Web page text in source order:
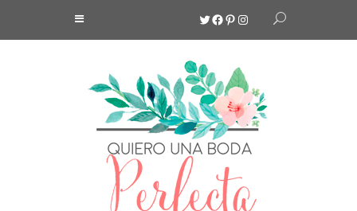
Twitter
Facebook
Pinterest
Instagram